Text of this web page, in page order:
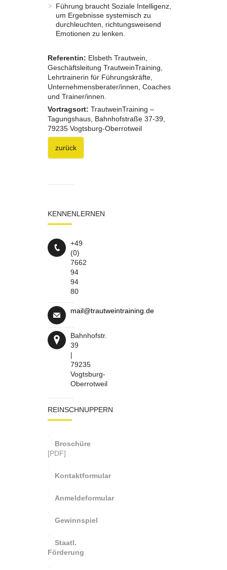
Führung braucht Soziale Intelligenz,
um Ergebnisse systemisch zu
durchleuchten, richtungsweisend
Emotionen zu lenken.
Referentin: Elsbeth Trautwein,
Geschäftsleitung TrautweinTraining,
Lehrtrainerin für Führungskräfte,
Unternehmensberater/innen, Coaches
und Trainer/innen.
Vortragsort: TrautweinTraining –
Tagungshaus, Bahnhofstraße 37-39,
79235 Vogtsburg-Oberrotweil
zurück
KENNENLERNEN
+49
(0)
7662
94
94
80
mail@trautweintraining.de
Bahnhofstr.
39
|
79235
Vogtsburg-
Oberrotweil
REINSCHNUPPERN
Broschüre
[PDF]
Kontaktformular
Anmeldeformular
Gewinnspiel
Staatl.
Förderung